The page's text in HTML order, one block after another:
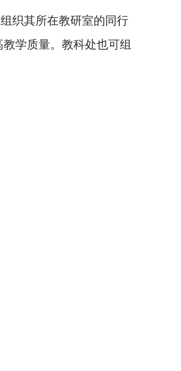
织其所在教研室的同行
学质量。教科处也可组